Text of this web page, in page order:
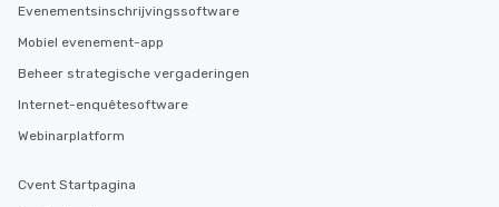
Evenementsinschrijvingssoftware
Mobiel evenement-app
Beheer strategische vergaderingen
Internet-enquêtesoftware
Webinarplatform
Cvent Startpagina